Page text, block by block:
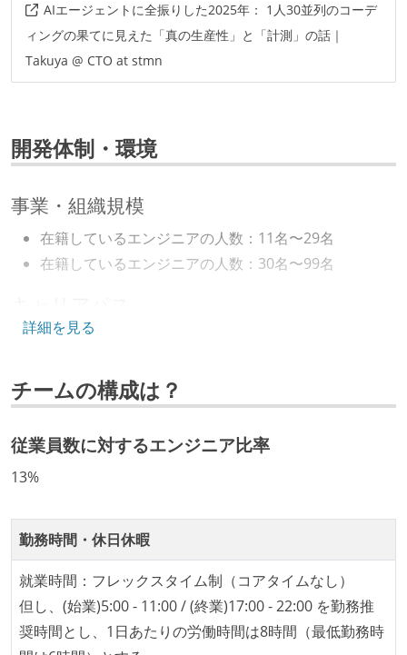
AIエージェントに全振りした2025年： 1人30並列のコーデ
ィングの果てに見えた「真の生産性」と「計測」の話｜
Takuya @ CTO at stmn
開発体制・環境
事業・組織規模
在籍しているエンジニアの人数：11名〜29名
在籍しているエンジニアの人数：30名〜99名
エンジニアの人事評価にエンジニア経験者が関わって
マネージャーやCTOと高頻度（月1程度）でキャリアに
ついて話す場が設けられている
年収800万円以上のエンジニアに、マネジメントの役
CTO またはそれに準じる、技術やワークフローの標準
化を行う役割の人・部門が存在する
取締役（社内）または執行役員として、エンジニアリ
ング部門の人間が経営に参加している
最新技術を追いかけるための社内勉強会が定期開催さ
詳細を見る
チームの構成は？
従業員数に対するエンジニア比率
13%
勤務時間・休日休暇
就業時間：フレックスタイム制（コアタイムなし）
但し、(始業)5:00 - 11:00 / (終業)17:00 - 22:00 を勤務推
奨時間とし、1日あたりの労働時間は8時間（最低勤務時